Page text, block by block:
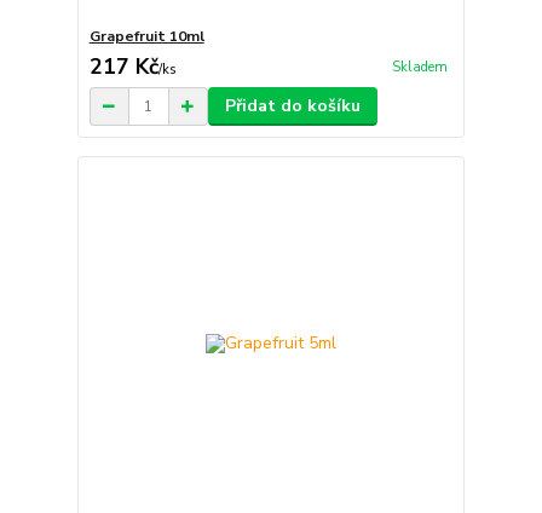
Grapefruit 10ml
217 Kč/ks Skladem
Přidat do košíku